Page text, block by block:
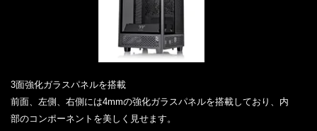
3面強化ガラスパネルを搭載
前面、左側、右側には4mmの強化ガラスパネルを搭載しており、内
部のコンポーネントを美しく見せます。